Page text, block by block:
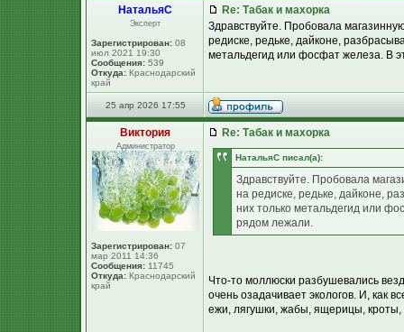
НатальяС
Эксперт
Зарегистрирован: 08
июл 2021 19:30
Сообщения: 539
Откуда: Краснодарский
край
Re: Табак и махорка
Здравствуйте. Пробовала
редиске, редьке, дайконе,
метальдегид или фосфат железа. В
25 апр 2026 17:55
Виктория
Администратор
Зарегистрирован: 07
мар 2011 14:36
Сообщения: 11745
Откуда: Краснодарский
край
Re: Табак и махорка
НатальяС писал(а):
Здравствуйте. Пробовала
на редиске, редьке, дайконе,
них только метальдегид или
рядом лежали.
Что-то моллюски разбушевались
очень озадачивает экологов. И, как
ежи, лягушки, жабы, ящерицы, кроты,